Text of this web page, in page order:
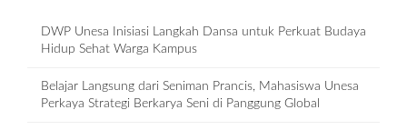
DWP Unesa Inisiasi Langkah Dansa untuk Perkuat Budaya
Hidup Sehat Warga Kampus
Belajar Langsung dari Seniman Prancis, Mahasiswa Unesa
Perkaya Strategi Berkarya Seni di Panggung Global